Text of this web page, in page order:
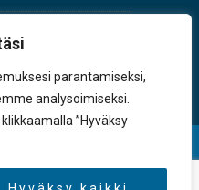
parantamiseksi,
analysoimiseksi.
”Hyväksy